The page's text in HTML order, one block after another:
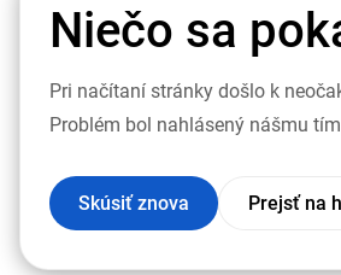
Niečo sa
Pri načítaní stránky došlo k
Problém bol nahlásený nášmu
Skúsiť znova Prejsť na